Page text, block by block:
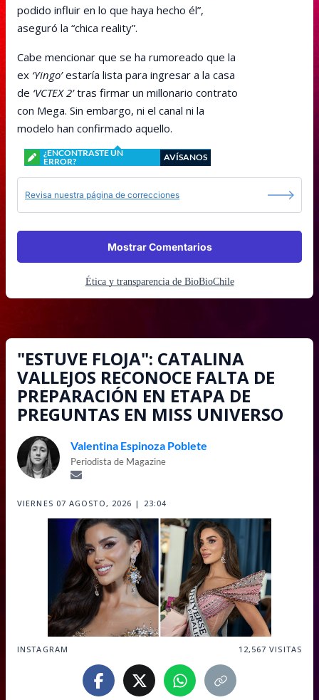
podido influir en lo que haya hecho él”,
aseguró la “chica reality”.
Cabe mencionar que se ha rumoreado que la
ex ‘Yingo’estaría lista para ingresar a la casa
de ‘VCTEX 2’tras firmar un millonario contrato
con Mega. Sin embargo, ni el canal ni la
modelo han confirmado aquello.
¿ENCONTRASTE UN
ERROR?
AVÍSANOS
Revisa nuestra página de correcciones
Mostrar Comentarios
Ética y transparencia de BioBioChile
"ESTUVE FLOJA": CATALINA
VALLEJOS RECONOCE FALTA DE
PREPARACIÓN EN ETAPA DE
PREGUNTAS EN MISS UNIVERSO
Valentina Espinoza Poblete
Periodista de Magazine
VIERNES 07 AGOSTO, 2026 | 23:04
INSTAGRAM 12,567 VISITAS